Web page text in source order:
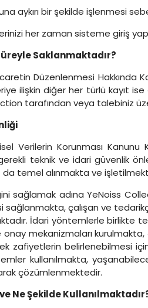
aykırı bir şekilde işlenmesi
her zaman sisteme giriş
Saklanmaktadır?
Düzenlenmesi Hakkında
ilişkin diğer her türlü kayıt
tarafından veya talebiniz
Verilerin Korunması
teknik ve idari güvenlik
da temel alınmakta ve
sağlamak adına YeNoiss
çalışan ve
İdari yöntemlerle birlikte
mekanizmaları
zafiyetlerin belirlenebilmesi
kullanılmakta,
çözümlenmektedir.
Ne Şekilde